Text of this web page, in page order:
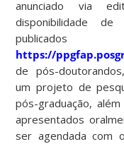
anunciado via
disponibilidade
https://
de pós-
um projeto de
pós-graduação, além
apresentados
ser agendada com